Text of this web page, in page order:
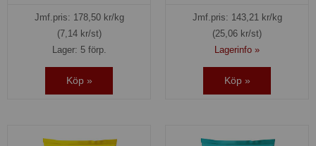
Jmf.pris: 178,50kr/kg
(7,14 kr/st)
Lager: 5 förp.
Köp »
Jmf.pris: 143,21kr/kg
(25,06 kr/st)
Lagerinfo »
Köp »